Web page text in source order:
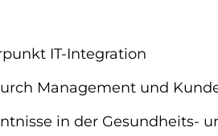
IT-Integration
Management und
in der Gesundheits-